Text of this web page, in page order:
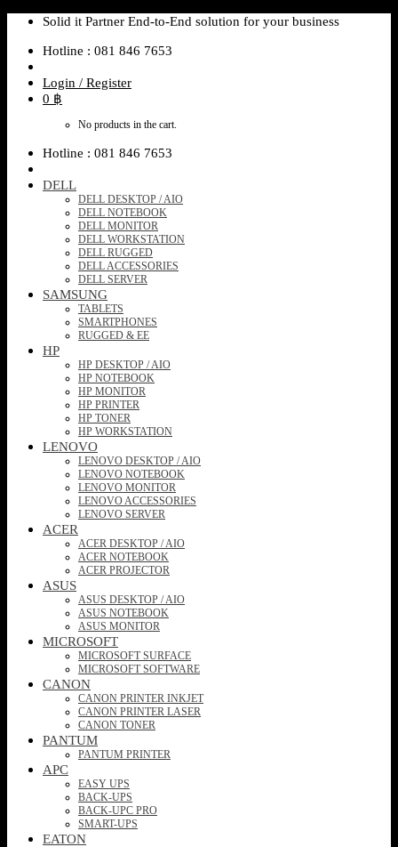
Skip
content
Solid it Partner End-to-End solution for your business
Hotline : 081 846 7653
Login / Register
0 ฿
No products in the cart.
Hotline : 081 846 7653
DELL
DELL DESKTOP / AIO
DELL NOTEBOOK
DELL MONITOR
DELL WORKSTATION
DELL RUGGED
DELL ACCESSORIES
DELL SERVER
SAMSUNG
TABLETS
SMARTPHONES
RUGGED & EE
HP
HP DESKTOP / AIO
HP NOTEBOOK
HP MONITOR
HP PRINTER
HP TONER
HP WORKSTATION
LENOVO
LENOVO DESKTOP / AIO
LENOVO NOTEBOOK
LENOVO MONITOR
LENOVO ACCESSORIES
LENOVO SERVER
ACER
ACER DESKTOP / AIO
ACER NOTEBOOK
ACER PROJECTOR
ASUS
ASUS DESKTOP / AIO
ASUS NOTEBOOK
ASUS MONITOR
MICROSOFT
MICROSOFT SURFACE
MICROSOFT SOFTWARE
CANON
CANON PRINTER INKJET
CANON PRINTER LASER
CANON TONER
PANTUM
PANTUM PRINTER
APC
EASY UPS
BACK-UPS
BACK-UPC PRO
SMART-UPS
EATON